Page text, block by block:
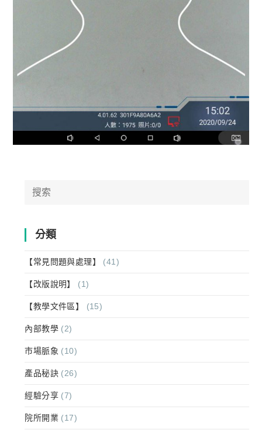
Search
分類
【常見問題與處理】 (41)
【改版說明】 (1)
【教學文件區】 (15)
內部教學 (2)
市場脈象 (10)
產品秘訣 (26)
經驗分享 (7)
院所開業 (17)